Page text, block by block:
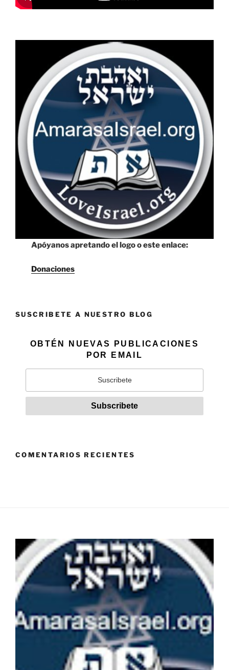
Apóyanos apretando el logo o este enlace:
Donaciones
SUSCRIBETE A NUESTRO BLOG
OBTÉN NUEVAS PUBLICACIONES
POR EMAIL
COMENTARIOS RECIENTES